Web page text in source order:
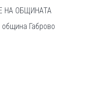
НА ОБЩИНАТА
община Габрово